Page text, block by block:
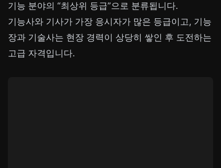
기능 분야의 “최상위 등급”으로 분류됩니다.
기능사와 기사가 가장 응시자가 많은 등급이고, 기능
장과 기술사는 현장 경력이 상당히 쌓인 후 도전하는
고급 자격입니다.